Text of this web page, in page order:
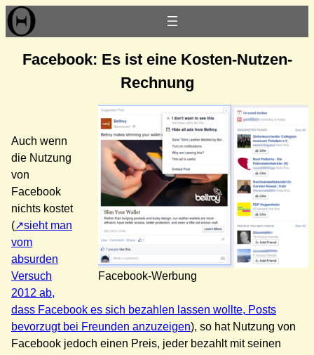
Zum
Inhalt
Facebook: Es ist eine Kosten-Nutzen-
Rechnung
Facebook-Werbung
Auch wenn
die Nutzung
von
Facebook
nichts kostet
(
sieht man
vom
absurden
Versuch
2012 ab,
dass Facebook es sich bezahlen lassen wollte, Posts
bevorzugt bei Freunden anzuzeigen), so hat Nutzung von
Facebook jedoch einen Preis, jeder bezahlt mit seinen